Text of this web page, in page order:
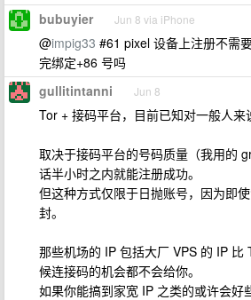
bubuyier Jun 8 via iPhone
@impig33 #61 pixel 设备上注册不需
完绑定+86 号吗
gullitintanni Jun 8
Tor + 接码平台，目前已知对一般人来
取决于接码平台的号码质量（我用的
话半小时之内就能注册成功。
但这种方式仅限于日抛账号，因为即
封。
那些机场的 IP 包括大厂 VPS 的 IP 比
候连接码的机会都不会给你。
如果你能搞到家宽 IP 之类的或许会好